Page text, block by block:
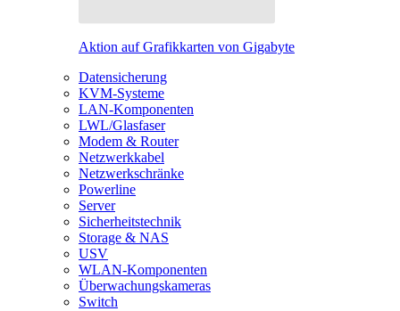
Aktion auf Grafikkarten von Gigabyte
Datensicherung
KVM-Systeme
LAN-Komponenten
LWL/Glasfaser
Modem & Router
Netzwerkkabel
Netzwerkschränke
Powerline
Server
Sicherheitstechnik
Storage & NAS
USV
WLAN-Komponenten
Überwachungskameras
Switch